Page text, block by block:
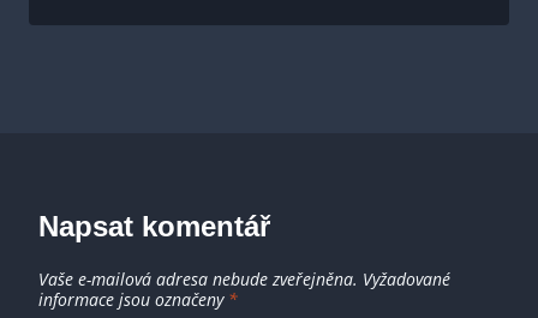
Napsat komentář
Vaše e-mailová adresa nebude zveřejněna. Vyžadované
informace jsou označeny *